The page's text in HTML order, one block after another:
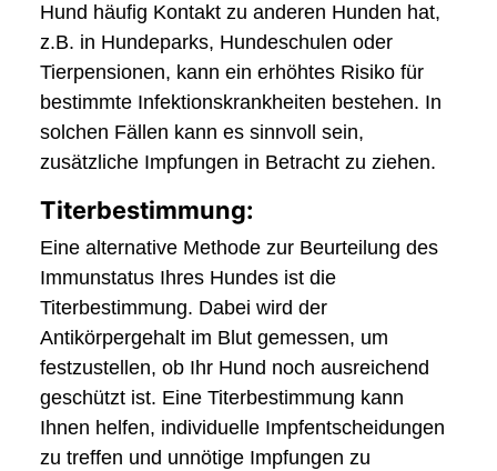
Hund häufig Kontakt zu anderen Hunden hat,
z.B. in Hundeparks, Hundeschulen oder
Tierpensionen, kann ein erhöhtes Risiko für
bestimmte Infektionskrankheiten bestehen. In
solchen Fällen kann es sinnvoll sein,
zusätzliche Impfungen in Betracht zu ziehen.
Titerbestimmung:
Eine alternative Methode zur Beurteilung des
Immunstatus Ihres Hundes ist die
Titerbestimmung. Dabei wird der
Antikörpergehalt im Blut gemessen, um
festzustellen, ob Ihr Hund noch ausreichend
geschützt ist. Eine Titerbestimmung kann
Ihnen helfen, individuelle Impfentscheidungen
zu treffen und unnötige Impfungen zu